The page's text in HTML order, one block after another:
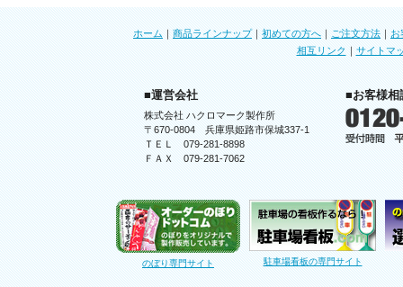
ホーム ｜ 商品ラインナップ｜ 初めての方へ ｜ ご注文方法 ｜ お
相互リンク ｜ サイトマ
■運営会社
株式会社 ハクロマーク製作所
〒670-0804 兵庫県姫路市保城337-1
ＴＥＬ 079-281-8898
ＦＡＸ 079-281-7062
■お客様相
のぼり専門サイト 駐車場看板の専門サイト